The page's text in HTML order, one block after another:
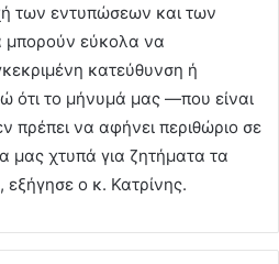
των εντυπώσεων και των
μπορούν εύκολα να
κατεύθυνση ή
ότι το μήνυμά μας —που είναι
πρέπει να αφήνει περιθώριο σε
χτυπά για ζητήματα τα
εξήγησε ο κ. Κατρίνης.